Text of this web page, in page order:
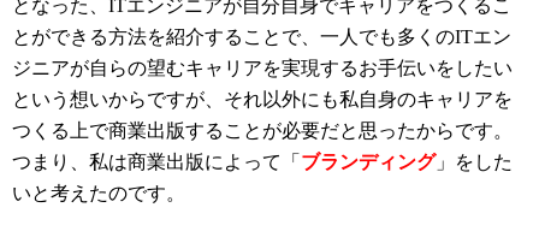
となった、ITエンジニアが自分自身でキャリアをつくるこ
とができる方法を紹介することで、一人でも多くのITエン
ジニアが自らの望むキャリアを実現するお手伝いをしたい
という想いからですが、それ以外にも私自身のキャリアを
つくる上で商業出版することが必要だと思ったからです。
つまり、私は商業出版によって「 ブランディング」をした
いと考えたのです。